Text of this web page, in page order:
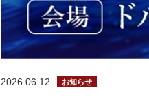
2026.06.12 お知らせ